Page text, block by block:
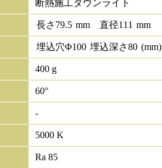
断熱施工ダウンライト
長さ 79.5 mm 直径111 mm
埋込穴Φ100 埋込深さ80 (mm)
400 g
60°
-
5000 K
Ra 85